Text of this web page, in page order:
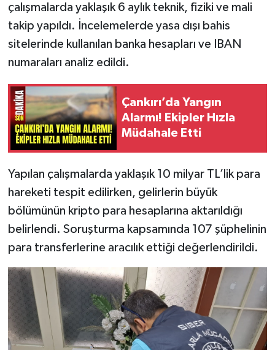
çalışmalarda yaklaşık 6 aylık teknik, fiziki ve mali
takip yapıldı. İncelemelerde yasa dışı bahis
sitelerinde kullanılan banka hesapları ve IBAN
numaraları analiz edildi.
Çankırı’da Yangın
Alarmı! Ekipler Hızla
Müdahale Etti
Yapılan çalışmalarda yaklaşık 10 milyar TL’lik para
hareketi tespit edilirken, gelirlerin büyük
bölümünün kripto para hesaplarına aktarıldığı
belirlendi. Soruşturma kapsamında 107 şüphelinin
para transferlerine aracılık ettiği değerlendirildi.